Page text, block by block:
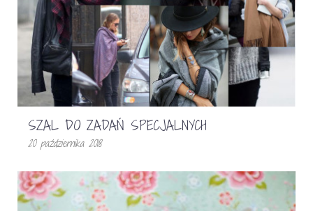
SZAL DO ZADAŃ SPECJALNYCH
20 października 2018